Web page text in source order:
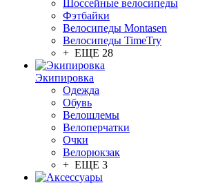
Шоссейные велосипеды
Фэтбайки
Велосипеды Montasen
Велосипеды TimeTry
+ ЕЩЕ 28
Экипировка
Одежда
Обувь
Велошлемы
Велоперчатки
Очки
Велорюкзак
+ ЕЩЕ 3